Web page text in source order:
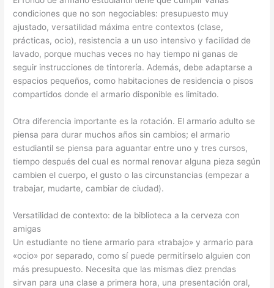
condiciones que no son negociables: presupuesto muy
ajustado, versatilidad máxima entre contextos (clase,
prácticas, ocio), resistencia a un uso intensivo y facilidad de
lavado, porque muchas veces no hay tiempo ni ganas de
seguir instrucciones de tintorería. Además, debe adaptarse a
espacios pequeños, como habitaciones de residencia o pisos
compartidos donde el armario disponible es limitado.
Otra diferencia importante es la rotación. El armario adulto se
piensa para durar muchos años sin cambios; el armario
estudiantil se piensa para aguantar entre uno y tres cursos,
tiempo después del cual es normal renovar alguna pieza según
cambien el cuerpo, el gusto o las circunstancias (empezar a
trabajar, mudarte, cambiar de ciudad).
Versatilidad de contexto: de la biblioteca a la cerveza con
amigas
Un estudiante no tiene armario para «trabajo» y armario para
«ocio» por separado, como sí puede permitírselo alguien con
más presupuesto. Necesita que las mismas diez prendas
sirvan para una clase a primera hora, una presentación oral,